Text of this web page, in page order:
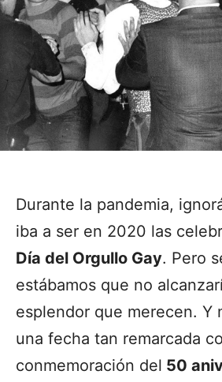
Durante la pandemia,
iba a ser en 2020 las
Día del Orgullo Gay. Pero
estábamos que no
esplendor que merecen. Y
una fecha tan remarcada
conmemoración del 50